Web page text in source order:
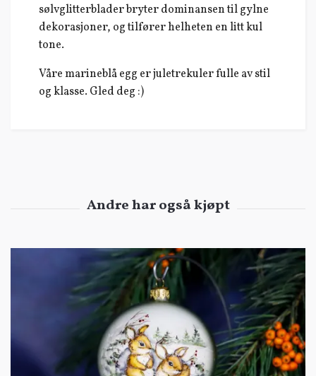
sølvglitterblader bryter dominansen til gylne
dekorasjoner, og tilfører helheten en litt kul
tone.
Våre marineblå egg er juletrekuler fulle av stil
og klasse. Gled deg :)